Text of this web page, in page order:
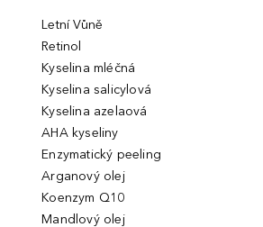
Letní Vůně
Retinol
Kyselina mléčná
Kyselina salicylová
Kyselina azelaová
AHA kyseliny
Enzymatický peeling
Arganový olej
Koenzym Q10
Mandlový olej